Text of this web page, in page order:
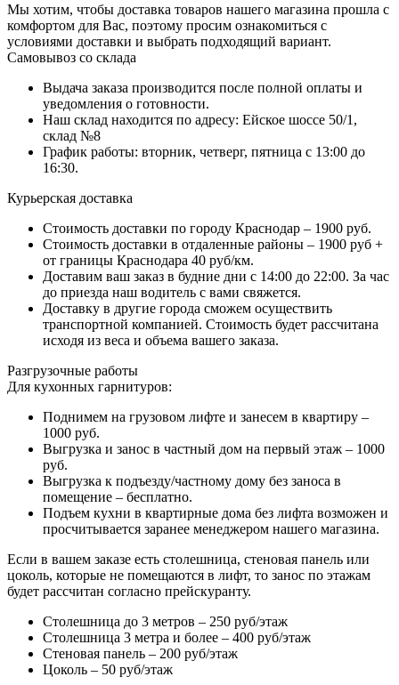
Мы хотим, чтобы доставка товаров нашего магазина прошла с
комфортом для Вас, поэтому просим ознакомиться с
условиями доставки и выбрать подходящий вариант.
Самовывоз со склада
Выдача заказа производится после полной оплаты и
уведомления о готовности.
Наш склад находится по адресу: Ейское шоссе 50/1,
склад №8
График работы: вторник, четверг, пятница с 13:00 до
16:30.
Курьерская доставка
Стоимость доставки по городу Краснодар – 1900 руб.
Стоимость доставки в отдаленные районы – 1900 руб +
от границы Краснодара 40 руб/км.
Доставим ваш заказ в будние дни с 14:00 до 22:00. За час
до приезда наш водитель с вами свяжется.
Доставку в другие города сможем осуществить
транспортной компанией. Стоимость будет рассчитана
исходя из веса и объема вашего заказа.
Разгрузочные работы
Для кухонных гарнитуров:
Поднимем на грузовом лифте и занесем в квартиру –
1000 руб.
Выгрузка и занос в частный дом на первый этаж – 1000
руб.
Выгрузка к подъезду/частному дому без заноса в
помещение – бесплатно.
Подъем кухни в квартирные дома без лифта возможен и
просчитывается заранее менеджером нашего магазина.
Если в вашем заказе есть столешница, стеновая панель или
цоколь, которые не помещаются в лифт, то занос по этажам
будет рассчитан согласно прейскуранту.
Столешница до 3 метров – 250 руб/этаж
Столешница 3 метра и более – 400 руб/этаж
Стеновая панель – 200 руб/этаж
Цоколь – 50 руб/этаж